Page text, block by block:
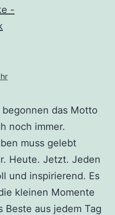
-
das Motto
noch immer.
muss gelebt
Heute. Jetzt. Jeden
und inspirierend. Es
kleinen Momente
Beste aus jedem Tag